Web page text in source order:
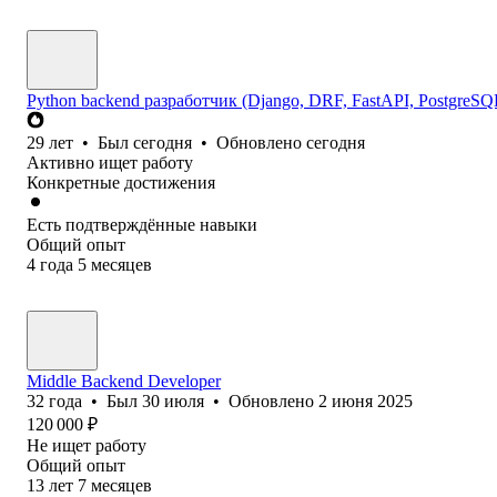
Python backend разработчик (Django, DRF, FastAPI,
29 лет • Был сегодня • Обновлено сегодня
Активно ищет работу
Конкретные достижения
Есть подтверждённые навыки
Общий опыт
4 года 5 месяцев
Middle Backend Developer
32 года • Был 30 июля • Обновлено 2 июня 2025
120 000 ₽
Не ищет работу
Общий опыт
13 лет 7 месяцев